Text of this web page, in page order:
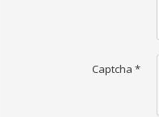
Captcha *